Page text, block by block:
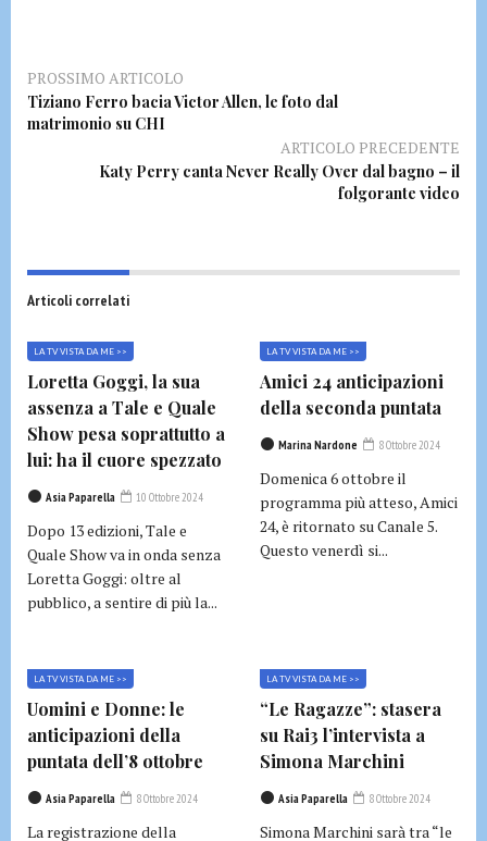
PROSSIMO ARTICOLO
Tiziano Ferro bacia Victor Allen, le foto dal
matrimonio su CHI
ARTICOLO PRECEDENTE
Katy Perry canta Never Really Over dal bagno – il
folgorante video
Articoli correlati
LA TV VISTA DA ME >>
Loretta Goggi, la sua
assenza a Tale e Quale
Show pesa soprattutto a
lui: ha il cuore spezzato
Asia Paparella 10 Ottobre 2024
Dopo 13 edizioni, Tale e
Quale Show va in onda senza
Loretta Goggi: oltre al
pubblico, a sentire di più la...
LA TV VISTA DA ME >>
Amici 24 anticipazioni
della seconda puntata
Marina Nardone 8 Ottobre 2024
Domenica 6 ottobre il
programma più atteso, Amici
24, è ritornato su Canale 5.
Questo venerdì si...
LA TV VISTA DA ME >>
Uomini e Donne: le
anticipazioni della
puntata dell’8 ottobre
Asia Paparella 8 Ottobre 2024
La registrazione della
LA TV VISTA DA ME >>
“Le Ragazze”: stasera
su Rai3 l’intervista a
Simona Marchini
Asia Paparella 8 Ottobre 2024
Simona Marchini sarà tra “le